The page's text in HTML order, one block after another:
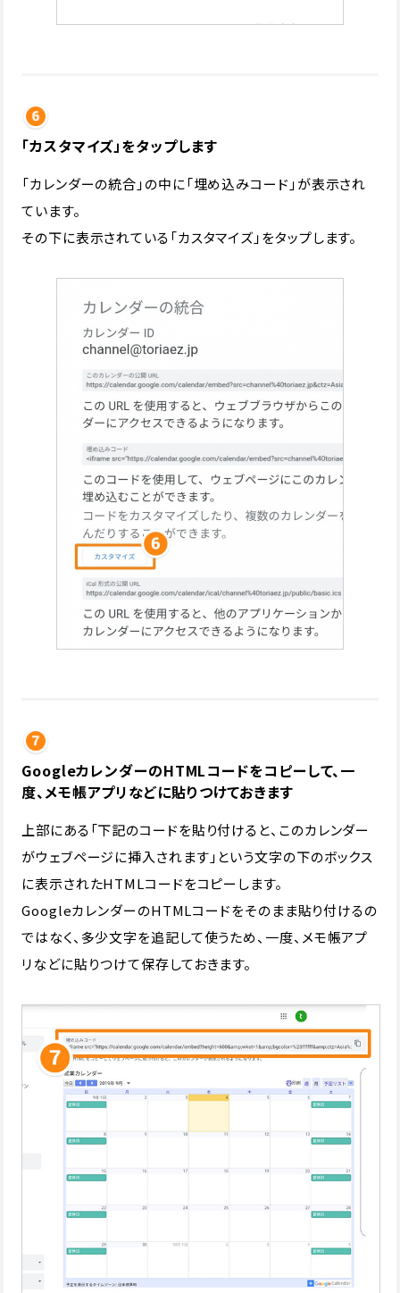
「カスタマイズ」をタップします
「カレンダーの統合」の中に「埋め込みコード」が表示され
ています。
その下に表示されている「カスタマイズ」をタップします。
GoogleカレンダーのHTMLコードをコピーして、一
度、メモ帳アプリなどに貼りつけておきます
上部にある「下記のコードを貼り付けると、このカレンダー
がウェブページに挿入されます」という文字の下のボックス
に表示されたHTMLコードをコピーします。
GoogleカレンダーのHTMLコードをそのまま貼り付けるの
ではなく、多少文字を追記して使うため、一度、メモ帳アプ
リなどに貼りつけて保存しておきます。